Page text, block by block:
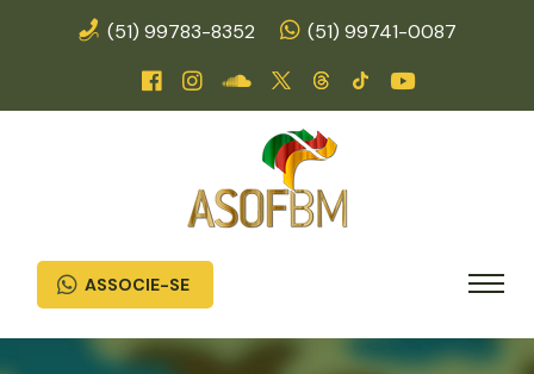
(51) 99783-8352 (51) 99741-0087
ASSOCIE-SE